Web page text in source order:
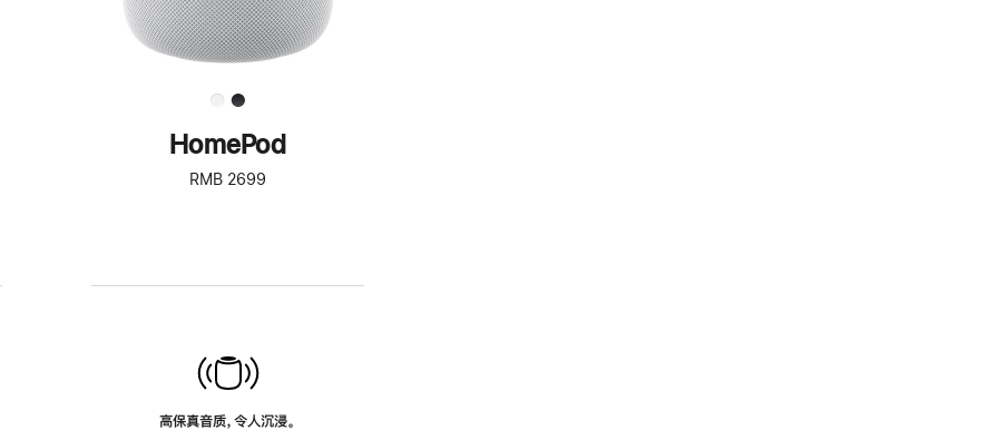
HomePod
RMB 2699
高保真音质，令人沉浸。